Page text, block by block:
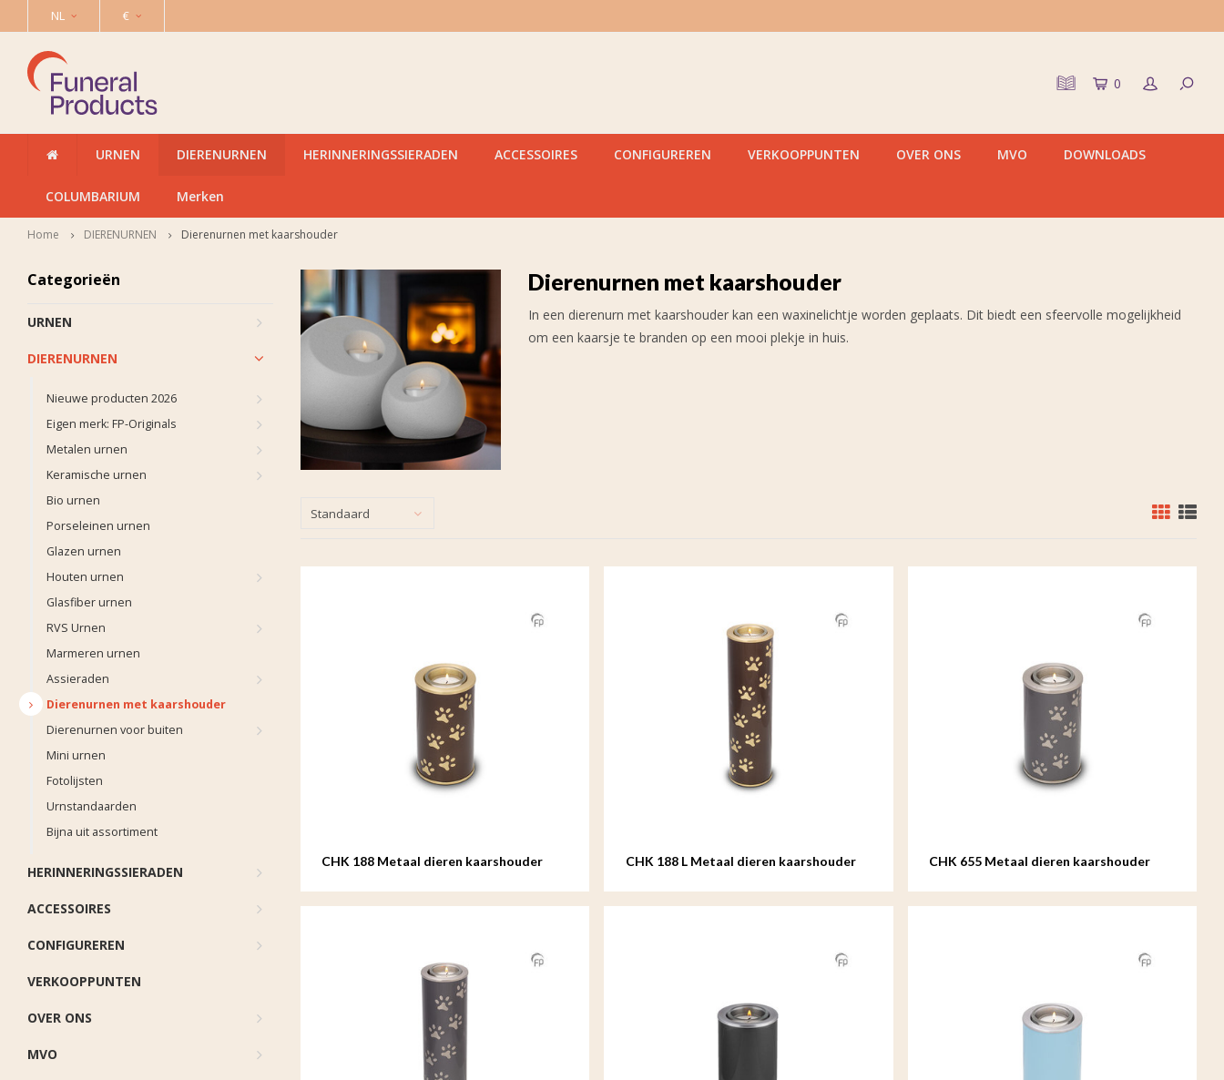
NL €
0
URNEN DIERENURNEN HERINNERINGSSIERADEN ACCESSOIRES CONFIGUREREN VERKOOPPUNTEN OVER ONS MVO DOWNLOADS
COLUMBARIUM Merken
Home DIERENURNEN Dierenurnen met kaarshouder
Categorieën
URNEN
DIERENURNEN
Nieuwe producten 2026
Eigen merk: FP-Originals
Metalen urnen
Keramische urnen
Bio urnen
Porseleinen urnen
Glazen urnen
Houten urnen
Glasfiber urnen
RVS Urnen
Marmeren urnen
Assieraden
Dierenurnen met kaarshouder
Dierenurnen voor buiten
Mini urnen
Fotolijsten
Urnstandaarden
Bijna uit assortiment
HERINNERINGSSIERADEN
ACCESSOIRES
CONFIGUREREN
VERKOOPPUNTEN
OVER ONS
MVO
Dierenurnen met kaarshouder
In een dierenurn met kaarshouder kan een waxinelichtje worden geplaats. Dit biedt een sfeervolle mogelijkheid
om een kaarsje te branden op een mooi plekje in huis.
Standaard
CHK 188 Metaal dieren kaarshouder
CHK 188 L Metaal dieren kaarshouder
CHK 655 Metaal dieren kaarshouder